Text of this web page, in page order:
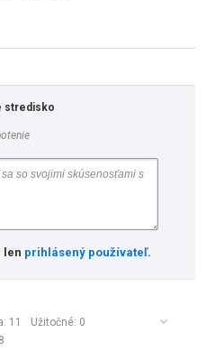
stredisko
len prihlásený používateľ.
11 Užitočné: 0